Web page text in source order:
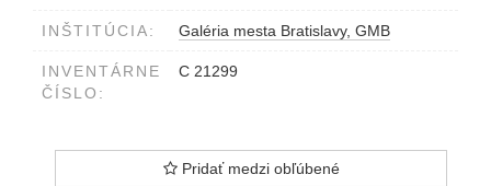
INŠTITÚCIA: Galéria mesta Bratislavy, GMB
INVENTÁRNE
ČÍSLO:
C 21299
Pridať medzi obľúbené